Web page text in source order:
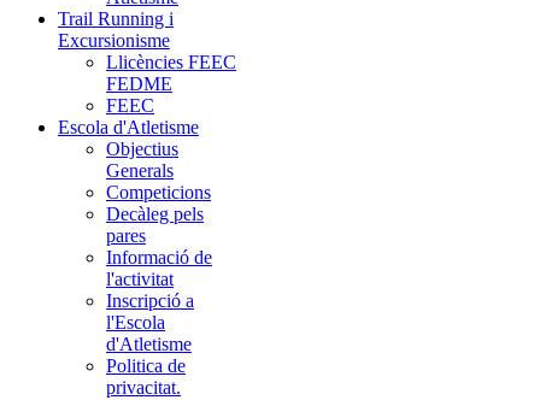
Trail Running i
Excursionisme
Llicències FEEC
FEDME
FEEC
Escola d'Atletisme
Objectius
Generals
Competicions
Decàleg pels
pares
Informació de
l'activitat
Inscripció a
l'Escola
d'Atletisme
Politica de
privacitat.